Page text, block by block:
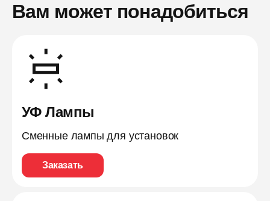
Вам может понадобиться
УФ Лампы
Сменные лампы для установок
Заказать